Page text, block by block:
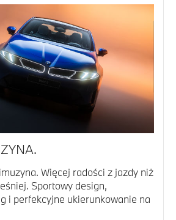
Więcej radości z jazdy niż
Sportowy design,
i perfekcyjne ukierunkowanie na